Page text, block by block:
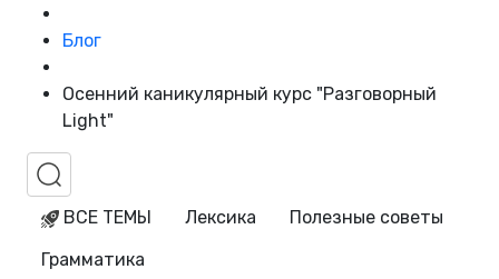
Блог
Осенний каникулярный курс "Разговорный
Light"
ВСЕ ТЕМЫ Лексика
Полезные советы
Грамматика